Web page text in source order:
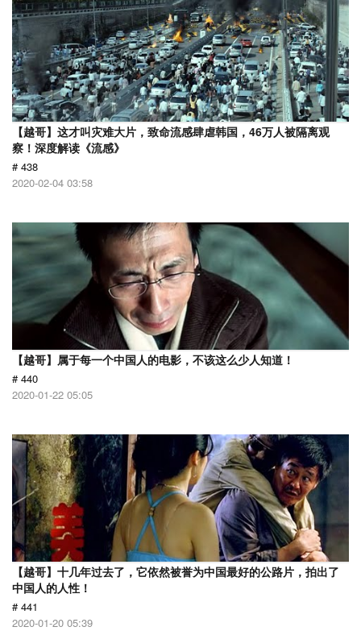
【越哥】这才叫灾难大片，致命流感肆虐韩国，46万人被隔离观
察！深度解读《流感》
# 438
2020-02-04 03:58
【越哥】属于每一个中国人的电影，不该这么少人知道！
# 440
2020-01-22 05:05
【越哥】十几年过去了，它依然被誉为中国最好的公路片，拍出了
中国人的人性！
# 441
2020-01-20 05:39